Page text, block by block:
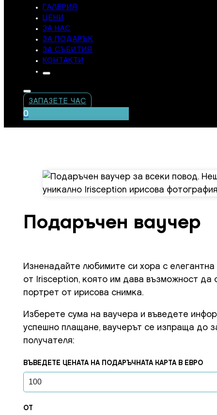
ГАЛЕРИЯ
ЦЕНИ
ЗА НАС
ЗА ПОДАРЪК
ЗА СЪБИТИЯ
КОНТАКТИ
ЗАПАЗЕТЕ ЧАС
0
Подаръчен ваучер
Изненадайте любимите си хора с
от Irisception, която им дава възможност да
портрет от ирисова снимка.
Изберете сума на ваучера и въведете
успешно плащане, ваучерът се изпраща до
получателя:
ВЪВЕДЕТЕ ЦЕНАТА НА ПОДАРЪЧНАТА КАРТА В ЕВРО
ОТ